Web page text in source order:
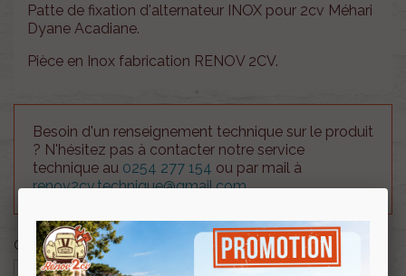
Patte de fixation d'alternateur INOX pour 2cv Méhari
Dyane Acadiane.
Pièce en Inox fabrication RENOV 2CV.
Besoin d'un renseignement technique sur le produit
? N'hésitez pas à contacter notre service
technique au 0254 277 154 ou par mail à
renov2cv.technique@gmail.com.
Quantité